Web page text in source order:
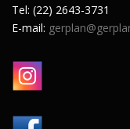
Tel: (22) 2643-3731
E-mail: